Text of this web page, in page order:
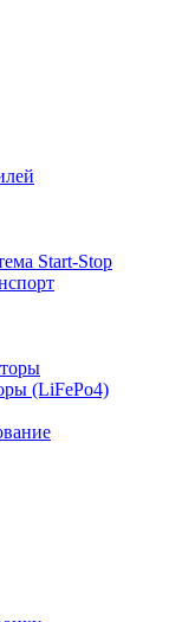
Start-Stop
(LiFePo4)